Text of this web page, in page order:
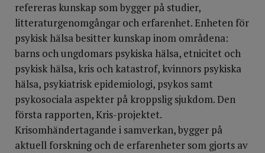
refereras kunskap som bygger på studier,
litteraturgenomgångar och erfarenhet. Enheten för
psykisk hälsa besitter kunskap inom områdena:
barns och ungdomars psykiska hälsa, etnicitet och
psykisk hälsa, kris och katastrof, kvinnors psykiska
hälsa, psykiatrisk epidemiologi, psykos samt
psykosociala aspekter på kroppslig sjukdom. Den
första rapporten, Kris-projektet.
Krisomhändertagande i samverkan, bygger på
aktuell forskning och de erfarenheter som gjorts av